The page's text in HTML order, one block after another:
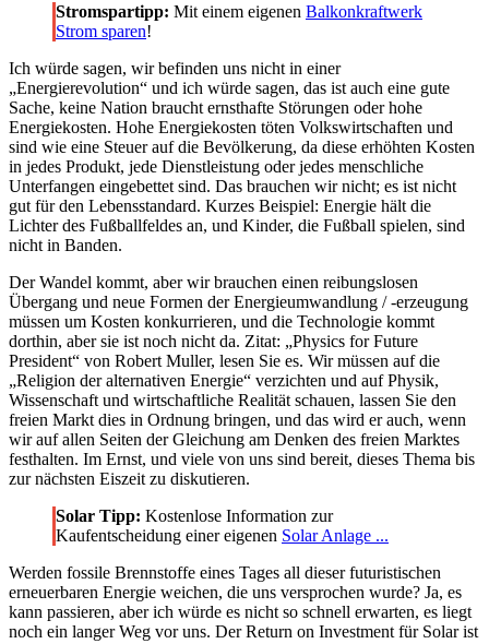
Stromspartipp: Mit einem eigenen Balkonkraftwerk
Strom sparen!
Ich würde sagen, wir befinden uns nicht in einer
„Energierevolution“ und ich würde sagen, das ist auch eine gute
Sache, keine Nation braucht ernsthafte Störungen oder hohe
Energiekosten. Hohe Energiekosten töten Volkswirtschaften und
sind wie eine Steuer auf die Bevölkerung, da diese erhöhten Kosten
in jedes Produkt, jede Dienstleistung oder jedes menschliche
Unterfangen eingebettet sind. Das brauchen wir nicht; es ist nicht
gut für den Lebensstandard. Kurzes Beispiel: Energie hält die
Lichter des Fußballfeldes an, und Kinder, die Fußball spielen, sind
nicht in Banden.
Der Wandel kommt, aber wir brauchen einen reibungslosen
Übergang und neue Formen der Energieumwandlung / -erzeugung
müssen um Kosten konkurrieren, und die Technologie kommt
dorthin, aber sie ist noch nicht da. Zitat: „Physics for Future
President“ von Robert Muller, lesen Sie es. Wir müssen auf die
„Religion der alternativen Energie“ verzichten und auf Physik,
Wissenschaft und wirtschaftliche Realität schauen, lassen Sie den
freien Markt dies in Ordnung bringen, und das wird er auch, wenn
wir auf allen Seiten der Gleichung am Denken des freien Marktes
festhalten. Im Ernst, und viele von uns sind bereit, dieses Thema bis
zur nächsten Eiszeit zu diskutieren.
Solar Tipp: Kostenlose Information zur
Kaufentscheidung einer eigenen Solar Anlage ...
Werden fossile Brennstoffe eines Tages all dieser futuristischen
erneuerbaren Energie weichen, die uns versprochen wurde? Ja, es
kann passieren, aber ich würde es nicht so schnell erwarten, es liegt
noch ein langer Weg vor uns. Der Return on Investment für Solar ist